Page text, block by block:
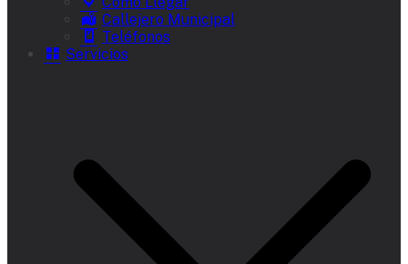
Callejero Municipal
Teléfonos
Servicios